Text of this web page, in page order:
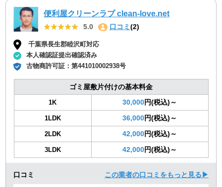
便利屋クリーンラブ clean-love.net
★★★★★
★★★★★ 5.0 口コミ (2)
千葉県長生郡睦沢町対応
本人確認証提出確認済み
古物商許可証：第441010002938号
ゴミ屋敷片付けの基本料金
1K 30,000円(税込)～
1LDK 36,000円(税込)～
2LDK 42,000円(税込)～
3LDK 42,000円(税込)～
口コミ この業者の口コミをもっと見る▶